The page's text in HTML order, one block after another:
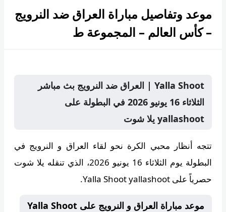
موعد وتفاصيل مباراة العراق ضد النرويج
– كأس العالم – المجموعة ط
Yalla Shoot | العراق ضد النرويج بث مباشر
الثلاثاء 16 يونيو 2026 في البطولة على
yallashoot يلا شوت
تتجه أنظار محبي الكرة نحو لقاء العراق و النرويج في
البطولة يوم الثلاثاء 16 يونيو 2026، الذي تنقله
يلا شوت
حصرياً على Yalla Shoot yallashoot.
موعد مباراة العراق و النرويج على Yalla Shoot